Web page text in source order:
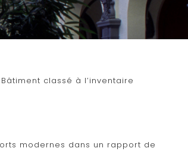
classé à l’inventaire
modernes dans un rapport de